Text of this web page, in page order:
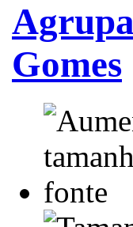
Gomes